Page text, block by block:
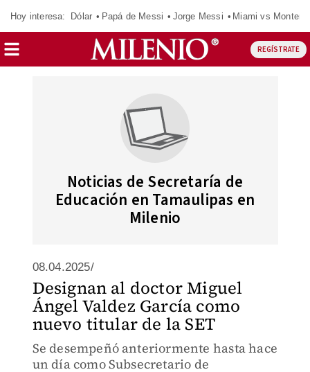
Hoy interesa: Dólar Papá de Messi Jorge Messi Miami vs
REGÍSTRATE
Noticias de Secretaría de
Educación en Tamaulipas en
Milenio
08.04.2025/
Designan al doctor Miguel
Ángel Valdez García como
nuevo titular de la SET
Se desempeñó anteriormente hasta hace
un día como Subsecretario de